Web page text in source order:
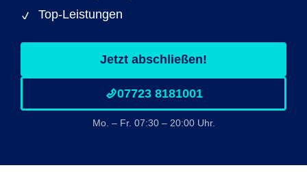
Top-Leistungen
Jetzt abschließen!
07723 8181001
Mo. – Fr. 07:30 – 20:00 Uhr.